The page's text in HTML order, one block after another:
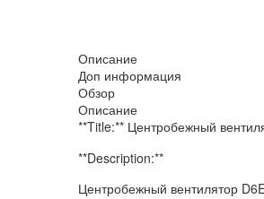
Описание
Доп информация
Обзор
Описание
**Title:** Центробежный
**Description:**
Центробежный вентилятор